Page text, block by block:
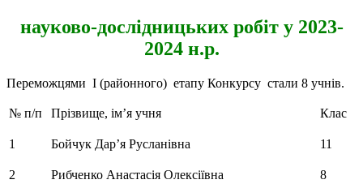
науково-дослідницьких робіт у 2023-
2024 н.р.
Переможцями I (районного) етапу Конкурсу стали 8 учнів.
№ п/п Прізвище, ім’я учня Клас
1 Бойчук Дар’я Русланівна 11
2 Рибченко Анастасія Олексіївна
8